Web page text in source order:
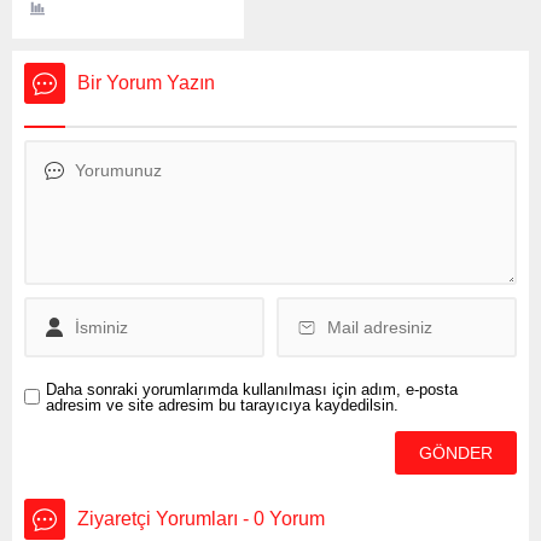
düzenlendi. Bergama’nın
merdivenlerinde
Cumhuriyetimizin 99.
Belediyesi ve Türkiye
olan bu organizasyona
göndererek yarışmanın...
Bir Yorum Yazın
Daha sonraki yorumlarımda kullanılması için adım, e-posta
adresim ve site adresim bu tarayıcıya kaydedilsin.
Ziyaretçi Yorumları - 0 Yorum